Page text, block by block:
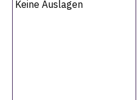
Keine Auslagen